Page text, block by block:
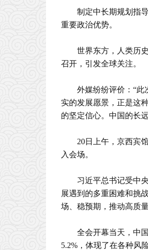
制定中长期规划指
重要政治优势。
世界东方，人类历
召开，引发全球关注。
外媒纷纷评价：“此
实的发展愿景，正是这
的坚定信心。中国的长
20日上午，京西宾
入会场。
习近平总书记受中
展遇到的多重困难和挑
场、稳预期，推动高质
全会开幕当天，中
5.2%，体现了在各种风